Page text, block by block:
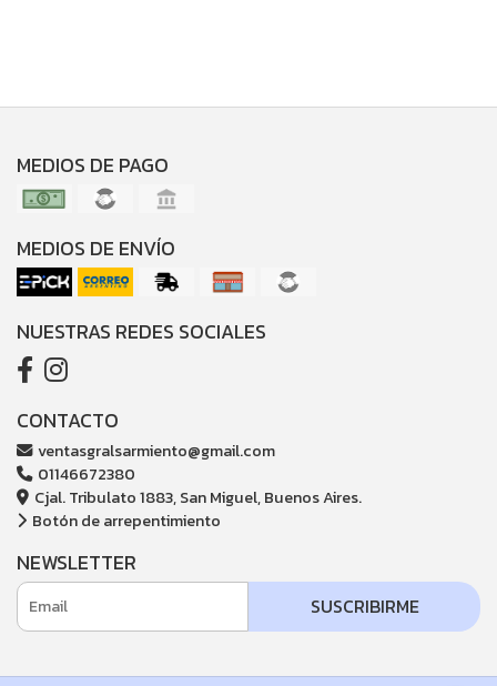
MEDIOS DE PAGO
MEDIOS DE ENVÍO
NUESTRAS REDES SOCIALES
CONTACTO
ventasgralsarmiento@gmail.com
01146672380
Cjal. Tribulato 1883, San Miguel, Buenos Aires.
Botón de arrepentimiento
NEWSLETTER
SUSCRIBIRME